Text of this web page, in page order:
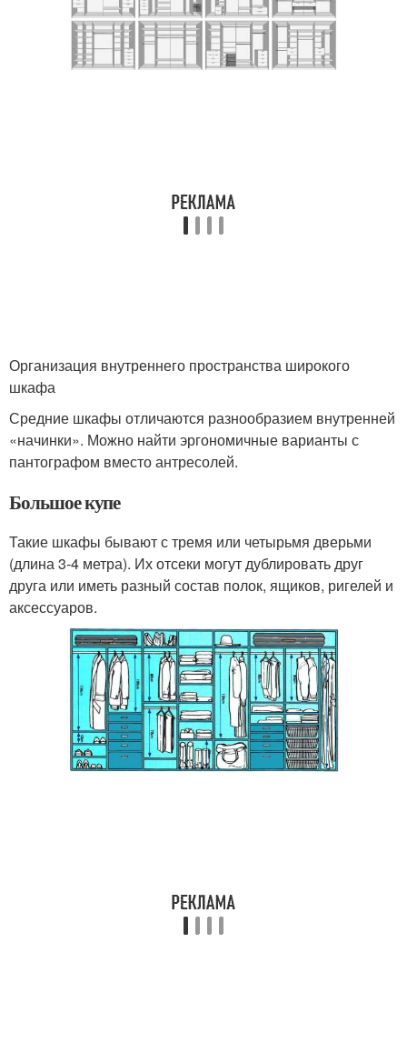
Организация внутреннего пространства широкого
шкафа
Средние шкафы отличаются разнообразием внутренней
«начинки». Можно найти эргономичные варианты с
пантографом вместо антресолей.
Большое купе
Такие шкафы бывают с тремя или четырьмя дверьми
(длина 3-4 метра). Их отсеки могут дублировать друг
друга или иметь разный состав полок, ящиков, ригелей и
аксессуаров.